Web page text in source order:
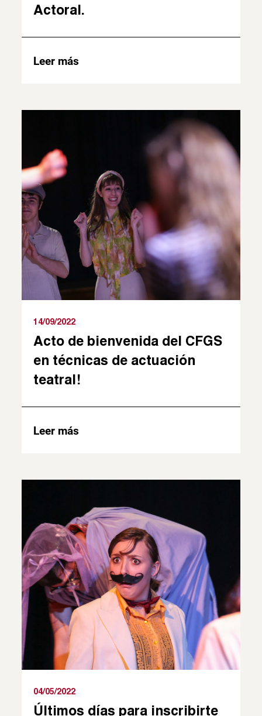
Actoral.
Leer más
14/09/2022
Acto de bienvenida del CFGS
en técnicas de actuación
teatral!
Leer más
04/05/2022
Últimos días para inscribirte